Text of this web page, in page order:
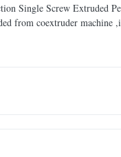
Single Screw Extruded
from coextruder machine